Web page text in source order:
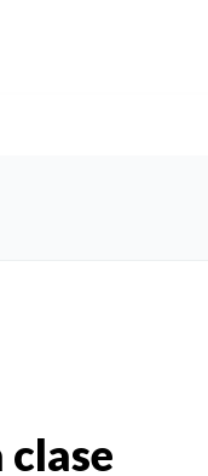
clase